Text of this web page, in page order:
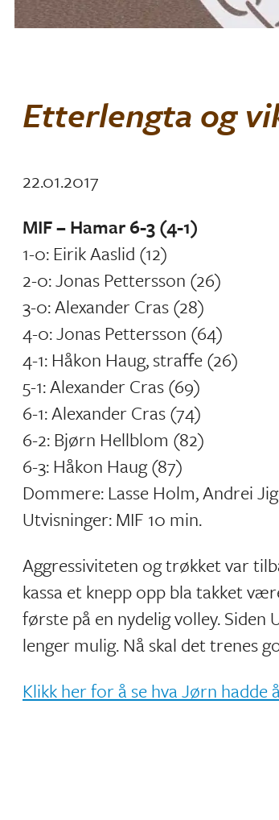
Etterlengta og
22.01.2017
MIF – Hamar 6-3 (4-1)
1-0: Eirik Aaslid (12)
2-0: Jonas Pettersson (26)
3-0: Alexander Cras (28)
4-0: Jonas Pettersson (64)
4-1: Håkon Haug, straffe (26)
5-1: Alexander Cras (69)
6-1: Alexander Cras (74)
6-2: Bjørn Hellblom (82)
6-3: Håkon Haug (87)
Dommere: Lasse Holm, Andrei
Utvisninger: MIF 10 min.
Aggressiviteten og trøkket var
kassa et knepp opp bla takket
første på en nydelig volley.
lenger mulig. Nå skal det trenes
Klikk her for å se hva Jørn hadde